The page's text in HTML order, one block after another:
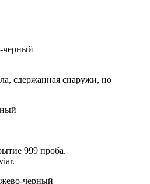
сдержанная снаружи, но
999 проба.